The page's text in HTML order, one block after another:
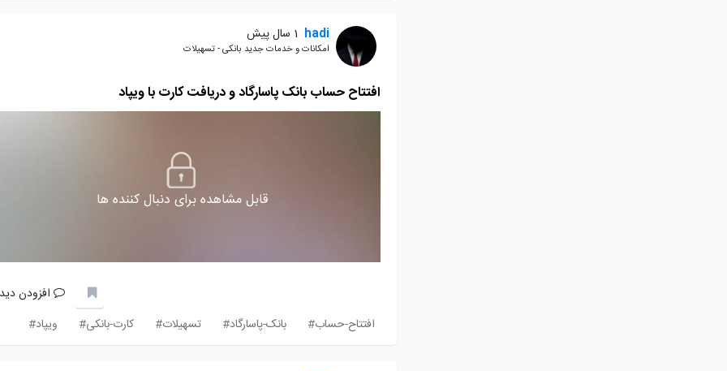
hadi 1 سال پیش
امکانات و خدمات جدید بانکی - تسهیلات
افتتاح حساب بانک پاسارگاد و دریافت کارت با ویپاد
قابل مشاهده برای دنبال کننده ها
افزودن
افتتاح-حساب#
بانک-پاسارگاد# تسهیلات# کارت-بانکی# ویپاد#